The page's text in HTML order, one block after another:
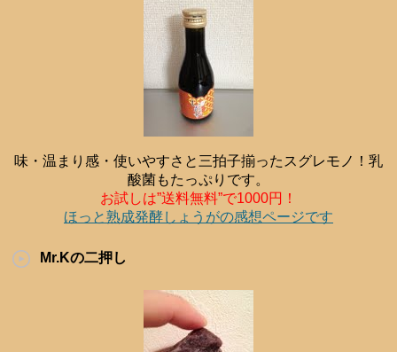
味・温まり感・使いやすさと三拍子揃ったスグレモノ！乳
酸菌もたっぷりです。
お試しは”送料無料”で1000円！
ほっと熟成発酵しょうがの感想ページです
Mr.Kの二押し